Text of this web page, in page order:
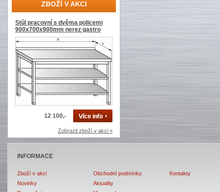
ZBOŽÍ V AKCI
Stůl pracovní s dvěma policemi
900x700x900mm nerez gastro
12 100,-
Zobrazit zboží v akci »
INFORMACE
Zboží v akci
Novinky
Obchodní podmínky
Aktuality
Kontakty